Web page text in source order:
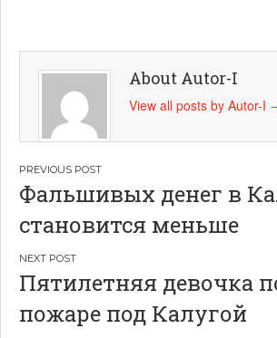
About Autor-I
View all posts by Autor-I
Навигация
по
записям
Фальшивых денег в
становится меньше
Пятилетняя девочка
пожаре под Калугой